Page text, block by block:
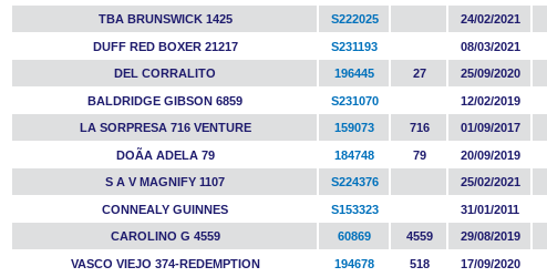
TBA BRUNSWICK 1425 S222025 24/02/2021
DUFF RED BOXER 21217 S231193 08/03/2021
DEL CORRALITO 196445 27 25/09/2020
BALDRIDGE GIBSON 6859 S231070 12/02/2019
LA SORPRESA 716 VENTURE 159073 716 01/09/2017
DOÃA ADELA 79 184748 79 20/09/2019
S A V MAGNIFY 1107 S224376 25/02/2021
CONNEALY GUINNES S153323 31/01/2011
CAROLINO G 4559 60869 4559 29/08/2019
VASCO VIEJO 374-REDEMPTION 194678 518 17/09/2020